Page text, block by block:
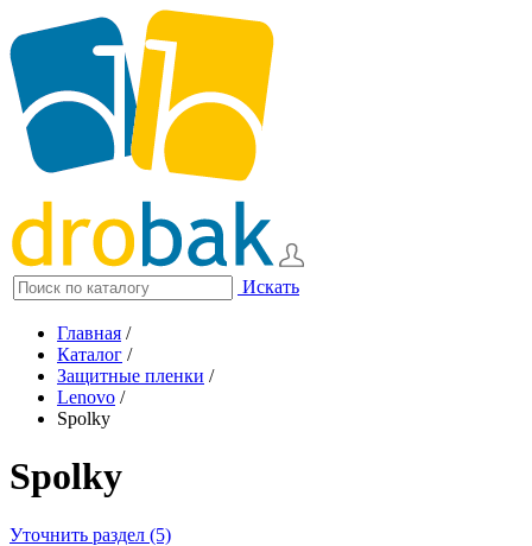
Искать
Главная /
Каталог /
Защитные пленки /
Lenovo /
Spolky
Spolky
Уточнить раздел (5)